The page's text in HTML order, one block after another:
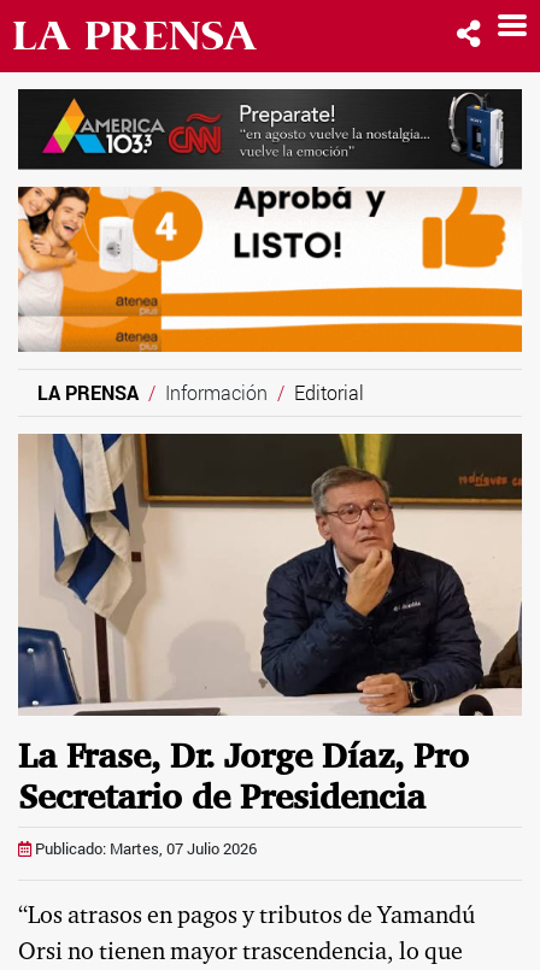
LA PRENSA Información Editorial
La Frase, Dr. Jorge Díaz, Pro
Secretario de Presidencia
Publicado: Martes, 07 Julio 2026
“Los atrasos en pagos y tributos de Yamandú
Orsi no tienen mayor trascendencia, lo que